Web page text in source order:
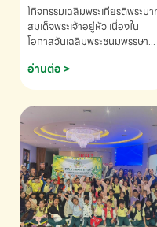
พระเจ้าอยู่หัว เนื่องใน
โอกาสวันเฉลิม
พระชนมพรรษา
โกิจกรรมเฉลิมพระเกียรติพระบา
สมเด็จพระเจ้าอยู่หัว เนื่องใน
โอกาสวันเฉลิมพระชนมพรรษา
ข้อมูลเพิ่มเติม โทร. 075-691910
อ่านต่อ >